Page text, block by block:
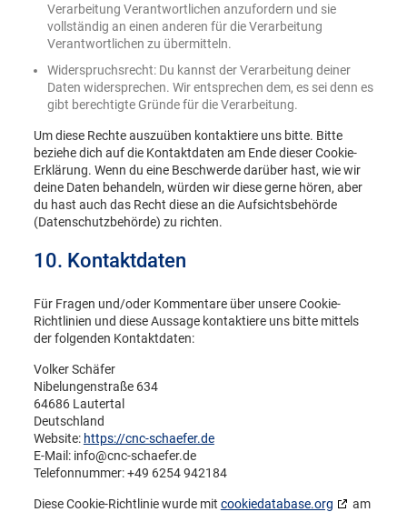
Verarbeitung Verantwortlichen anzufordern und sie
vollständig an einen anderen für die Verarbeitung
Verantwortlichen zu übermitteln.
Widerspruchsrecht: Du kannst der Verarbeitung deiner
Daten widersprechen. Wir entsprechen dem, es sei denn es
gibt berechtigte Gründe für die Verarbeitung.
Um diese Rechte auszuüben kontaktiere uns bitte. Bitte
beziehe dich auf die Kontaktdaten am Ende dieser Cookie-
Erklärung. Wenn du eine Beschwerde darüber hast, wie wir
deine Daten behandeln, würden wir diese gerne hören, aber
du hast auch das Recht diese an die Aufsichtsbehörde
(Datenschutzbehörde) zu richten.
10. Kontaktdaten
Für Fragen und/oder Kommentare über unsere Cookie-
Richtlinien und diese Aussage kontaktiere uns bitte mittels
der folgenden Kontaktdaten:
Volker Schäfer
Nibelungenstraße 634
64686 Lautertal
Deutschland
Website: https://cnc-schaefer.de
E-Mail: info@cnc-schaefer.de
Telefonnummer: +49 6254 942184
Diese Cookie-Richtlinie wurde mit cookiedatabase.org
am